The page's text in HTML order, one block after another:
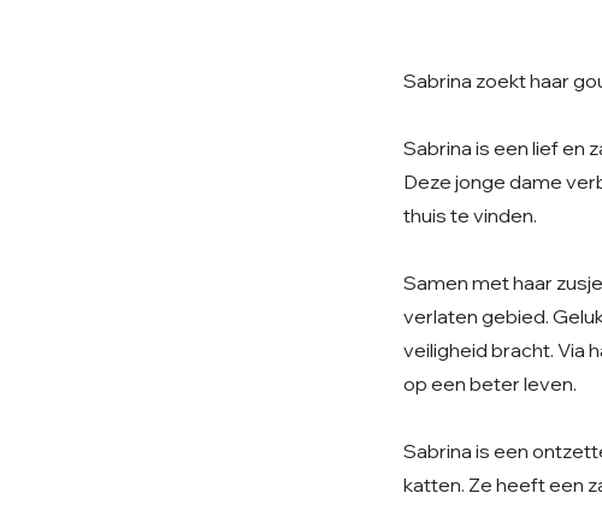
Sabrina zoekt haar
Sabrina is een lief en
Deze jonge dame
thuis te vinden.
Samen met haar
verlaten gebied.
veiligheid bracht. Via
op een beter leven.
Sabrina is een
katten. Ze heeft een